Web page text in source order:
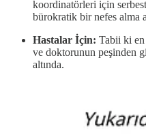
koordinatörleri için
bürokratik bir nefes alma
Hastalar İçin: Tabii ki en
ve doktorunun peşinden
altında.